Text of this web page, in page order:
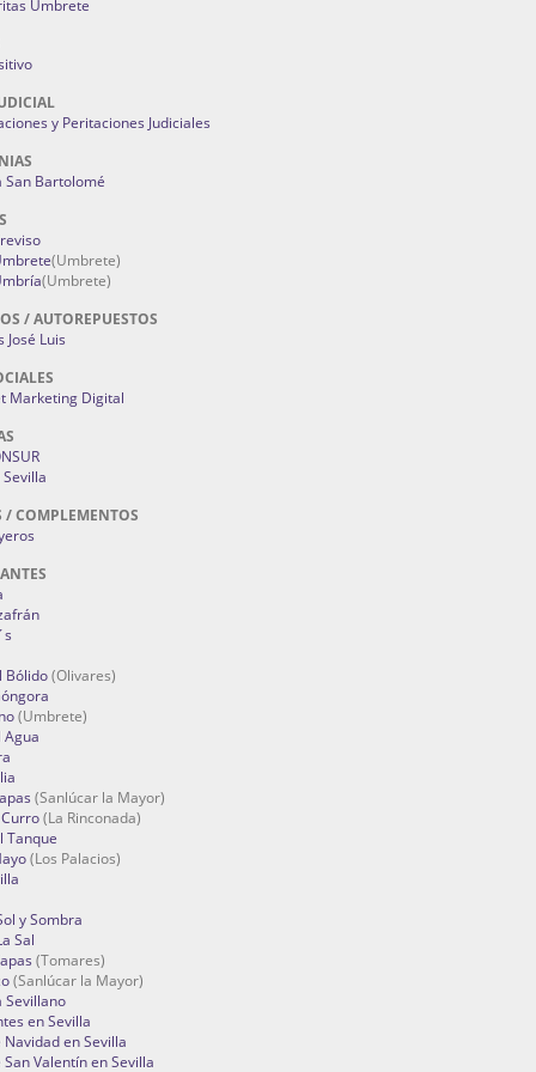
Umbrete
y Peritaciones Judiciales
San Bartolomé
(Umbrete)
(Umbrete)
/ AUTOREPUESTOS
José Luis
Marketing Digital
/ COMPLEMENTOS
Bólido(Olivares)
(Umbrete)
(Sanlúcar la Mayor)
(La Rinconada)
Tanque
(Los Palacios)
y Sombra
Sal
(Tomares)
(Sanlúcar la Mayor)
Sevillano
en Sevilla
Navidad en Sevilla
Valentín en Sevilla